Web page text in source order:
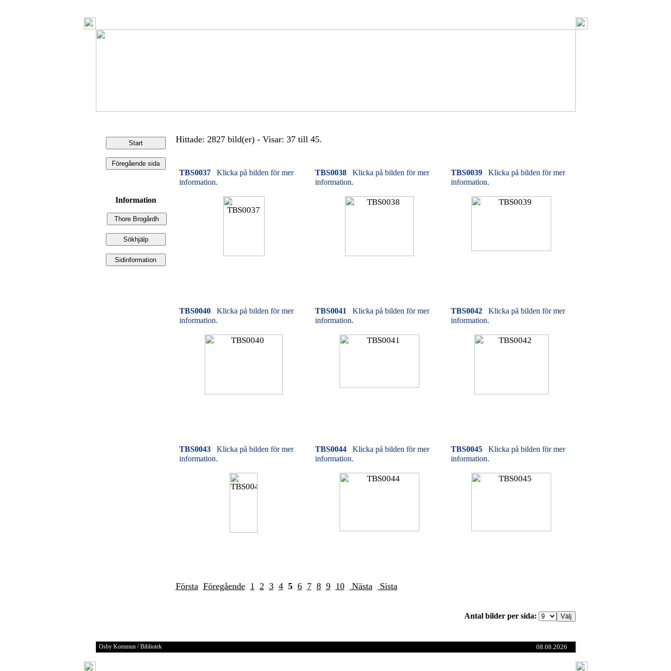
Information
Hittade: 2827 bild(er) - Visar: 37 till 45.
TBS0037
Klicka på bilden för mer
information.
TBS0038
Klicka på bilden för mer
information.
TBS0039
Klicka på bilden för mer
information.
TBS0040
Klicka på bilden för mer
information.
TBS0041
Klicka på bilden för mer
information.
TBS0042
Klicka på bilden för mer
information.
TBS0043
Klicka på bilden för mer
information.
TBS0044
Klicka på bilden för mer
information.
TBS0045
Klicka på bilden för mer
information.
Första Föregående 1 2 3 4 5 6 7 8 9 10 Nästa Sista
Antal bilder per sida:
Osby Kommun / Bibliotek 08.08.2026